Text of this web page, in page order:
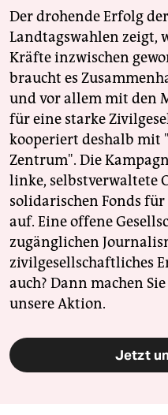
Der drohende Erfolg
Landtagswahlen zeigt,
Kräfte inzwischen
braucht es
und vor allem mit den
für eine starke
kooperiert deshalb mit
Zentrum". Die
linke, selbstverwaltete
solidarischen Fonds
auf. Eine offene
zugänglichen
zivilgesellschaftliches
auch? Dann machen
unsere Aktion.
Jetzt